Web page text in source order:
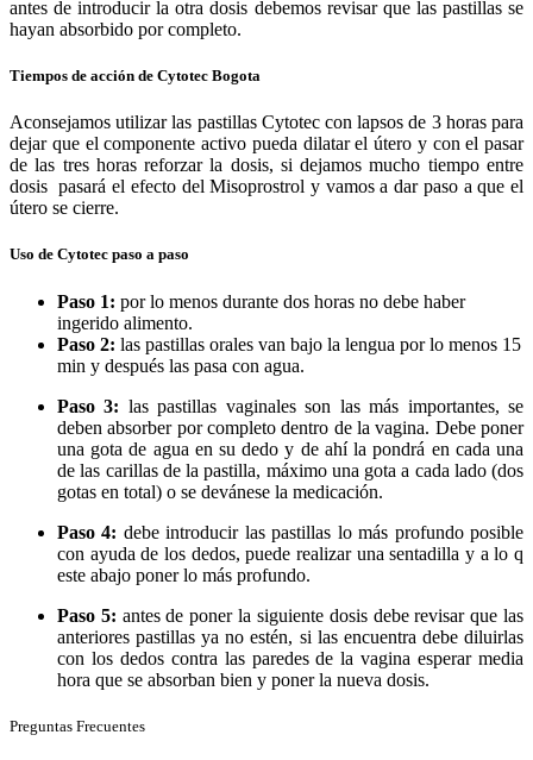
antes de introducir la otra dosis debemos revisar que las pastillas se
hayan absorbido por completo.
Tiempos de acción de Cytotec Bogota
Aconsejamos utilizar las pastillas Cytotec con lapsos de 3 horas para
dejar que el componente activo pueda dilatar el útero y con el pasar
de las tres horas reforzar la dosis, si dejamos mucho tiempo entre
dosis pasará el efecto del Misoprostrol y vamos a dar paso a que el
útero se cierre.
Uso de Cytotec paso a paso
Paso 1: por lo menos durante dos horas no debe haber
ingerido alimento.
Paso 2: las pastillas orales van bajo la lengua por lo menos 15
min y después las pasa con agua.
Paso 3: las pastillas vaginales son las más importantes, se
deben absorber por completo dentro de la vagina. Debe poner
una gota de agua en su dedo y de ahí la pondrá en cada una
de las carillas de la pastilla, máximo una gota a cada lado (dos
gotas en total) o se devánese la medicación.
Paso 4: debe introducir las pastillas lo más profundo posible
con ayuda de los dedos, puede realizar una sentadilla y a lo q
este abajo poner lo más profundo.
Paso 5: antes de poner la siguiente dosis debe revisar que las
anteriores pastillas ya no estén, si las encuentra debe diluirlas
con los dedos contra las paredes de la vagina esperar media
hora que se absorban bien y poner la nueva dosis.
Preguntas Frecuentes